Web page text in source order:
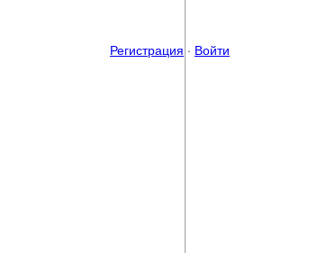
Регистрация · Войти